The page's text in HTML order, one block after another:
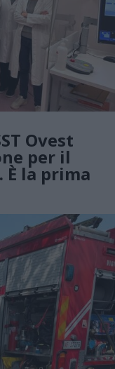
Ovest
per il
la prima